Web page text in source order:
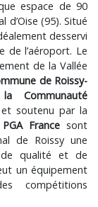
espace de 90
d’Oise (95). Situé
desservi
de l’aéroport. Le
de la Vallée
de Roissy-
la Communauté
soutenu par la
Francesont
de Roissy une
qualité et de
un équipement
compétitions